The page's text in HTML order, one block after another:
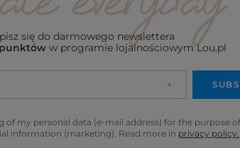
się do darmowego newslettera
w programie lojalnościowym Lou.pl
of my personal data (e-mail address) for the purpose
information (marketing). Read more in privacy policy.